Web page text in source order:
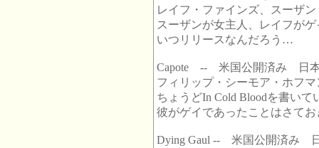
レイフ・ファインズ、スーザ
スーザンが女主人、レイフが
いつリリースなんだろう…
Capote -- 米国公開済み 日
フィリップ・シーモア・ホフ
ちょうどIn Cold Bloodを書い
彼がゲイであったことはさて
Dying Gaul -- 米国公開済み